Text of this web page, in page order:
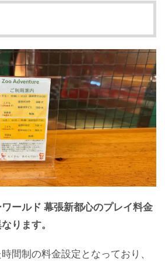
ールド 幕張新都心のプレイ料金
ります。
間制の料金設定となっており、